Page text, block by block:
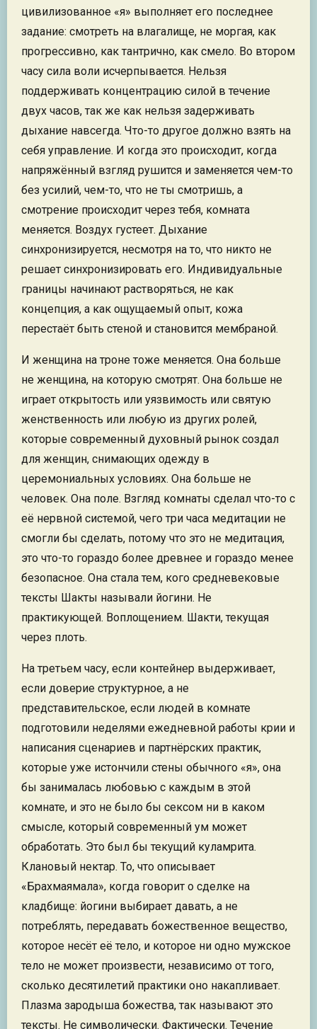
цивилизованное «я» выполняет его последнее
задание: смотреть на влагалище, не моргая, как
прогрессивно, как тантрично, как смело. Во втором
часу сила воли исчерпывается. Нельзя
поддерживать концентрацию силой в течение
двух часов, так же как нельзя задерживать
дыхание навсегда. Что-то другое должно взять на
себя управление. И когда это происходит, когда
напряжённый взгляд рушится и заменяется чем-то
без усилий, чем-то, что не ты смотришь, а
смотрение происходит через тебя, комната
меняется. Воздух густеет. Дыхание
синхронизируется, несмотря на то, что никто не
решает синхронизировать его. Индивидуальные
границы начинают растворяться, не как
концепция, а как ощущаемый опыт, кожа
перестаёт быть стеной и становится мембраной.
И женщина на троне тоже меняется. Она больше
не женщина, на которую смотрят. Она больше не
играет открытость или уязвимость или святую
женственность или любую из других ролей,
которые современный духовный рынок создал
для женщин, снимающих одежду в
церемониальных условиях. Она больше не
человек. Она поле. Взгляд комнаты сделал что-то с
её нервной системой, чего три часа медитации не
смогли бы сделать, потому что это не медитация,
это что-то гораздо более древнее и гораздо менее
безопасное. Она стала тем, кого средневековые
тексты Шакты называли йогини. Не
практикующей. Воплощением. Шакти, текущая
через плоть.
На третьем часу, если контейнер выдерживает,
если доверие структурное, а не
представительское, если людей в комнате
подготовили неделями ежедневной работы крии и
написания сценариев и партнёрских практик,
которые уже истончили стены обычного «я», она
бы занималась любовью с каждым в этой
комнате, и это не было бы сексом ни в каком
смысле, который современный ум может
обработать. Это был бы текущий куламрита.
Клановый нектар. То, что описывает
«Брахмаямала», когда говорит о сделке на
кладбище: йогини выбирает давать, а не
потреблять, передавать божественное вещество,
которое несёт её тело, и которое ни одно мужское
тело не может произвести, независимо от того,
сколько десятилетий практики оно накапливает.
Плазма зародыша божества, так называют это
тексты. Не символически. Фактически. Течение